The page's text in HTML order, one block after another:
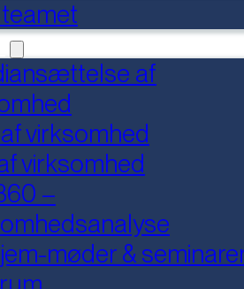
af
virksomhed
virksomhed
–
møder &